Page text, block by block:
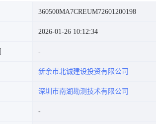
360500MA7CREUM72601200198
2026-01-26 10:12:34
新余市北诚建设投资有限公司
深圳市南湖勘测技术有限公司